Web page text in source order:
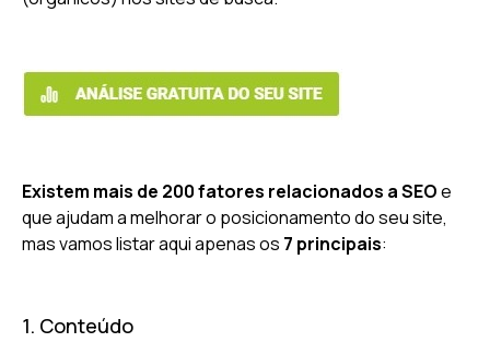
Existem mais de 200 fatores relacionados a SEOe
que ajudam a melhorar o posicionamento do seu site,
mas vamos listar aqui apenas os 7 principais:
1. Conteúdo